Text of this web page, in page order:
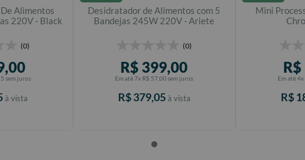
Alimentos
220V - Black
(0)
,00
sem juros
à vista
Desidratador de Alimentos com 5
Bandejas 245W 220V - Ariete
(0)
R$ 399,00
Em até7x R$ 57,00sem juros
R$379,05à vista
Mini
R$
Em até4x
R$